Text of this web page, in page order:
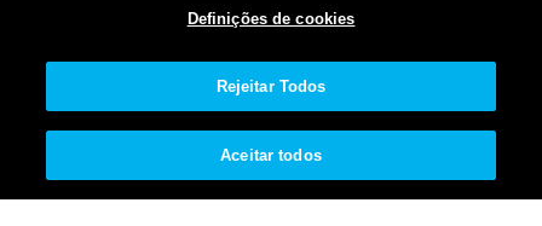
Privacidade e Proteção de Dados
Segurança da Informação
Definições de cookies
Rejeitar Todos
Aceitar todos